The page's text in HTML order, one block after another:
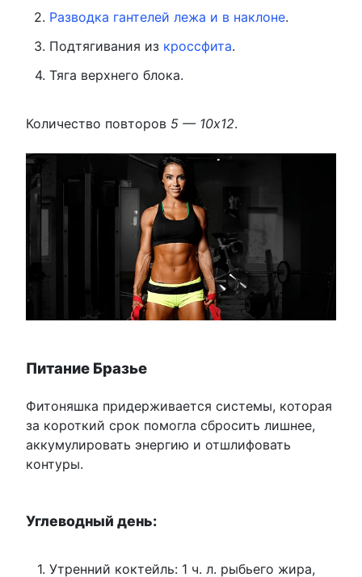
Разводка гантелей лежа и в наклоне.
Подтягивания из кроссфита.
Тяга верхнего блока.
Количество повторов 5 — 10х12.
Питание Бразье
Фитоняшка придерживается системы, которая
за короткий срок помогла сбросить лишнее,
аккумулировать энергию и отшлифовать
контуры.
Углеводный день:
Утренний коктейль: 1 ч. л. рыбьего жира,